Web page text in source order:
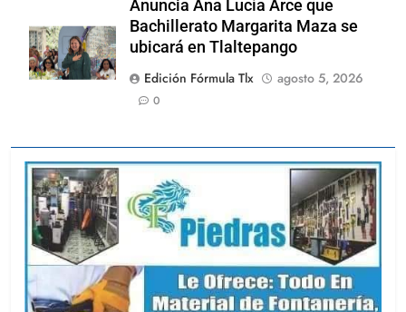
Anuncia Ana Lucía Arce que
Bachillerato Margarita Maza se
ubicará en Tlaltepango
Edición Fórmula Tlx
agosto 5, 2026
0